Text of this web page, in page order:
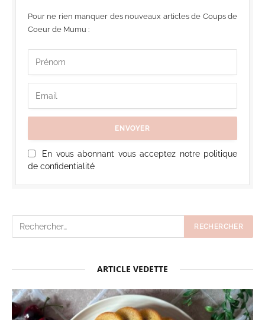
Pour ne rien manquer des nouveaux articles de Coups de
Coeur de Mumu :
En vous abonnant vous acceptez notre politique
de confidentialité
ARTICLE VEDETTE